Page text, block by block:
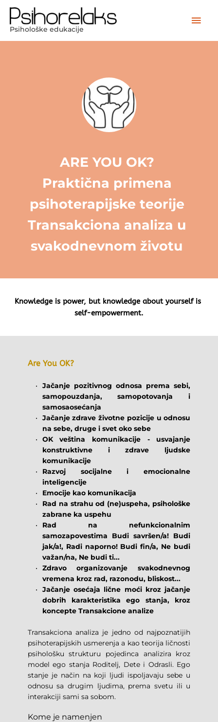
Skip
content
Psihološke edukacije
ARE YOU OK?
Praktična primena
psihoterapijske teorije
Transakciona analiza u
svakodnevnom životu
Knowledge is power, but knowledge about yourself is
self-empowerment.
Are You OK?
Jačanje pozitivnog odnosa prema sebi,
samopouzdanja, samopotovanja i
samosaosećanja
Jačanje zdrave životne pozicije u odnosu
na sebe, druge i svet oko sebe
OK veština komunikacije - usvajanje
konstruktivne i zdrave ljudske
komunikacije
Razvoj socijalne i emocionalne
inteligencije
Emocije kao komunikacija
Rad na strahu od (ne)uspeha, psihološke
zabrane ka uspehu
Rad na nefunkcionalnim
samozapovestima Budi savršen/a! Budi
jak/a!, Radi naporno! Budi fin/a, Ne budi
važan/na, Ne budi ti...
Zdravo organizovanje svakodnevnog
vremena kroz rad, razonodu, bliskost...
Jačanje osećaja lične moći kroz jačanje
dobrih karakteristika ego stanja, kroz
koncepte Transakcione analize
Transakciona analiza je jedno od najpoznatijih
psihoterapijskih usmerenja a kao teorija ličnosti
psihološku strukturu pojedinca analizira kroz
model ego stanja Roditelj, Dete i Odrasli. Ego
stanje je način na koji ljudi ispoljavaju sebe u
odnosu sa drugim ljudima, prema svetu ili u
interakciji sami sa sobom.
Kome je namenjen